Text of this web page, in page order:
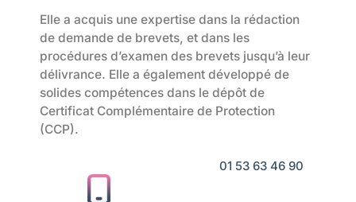
Elle a acquis une expertise dans la rédaction
de demande de brevets, et dans les
procédures d’examen des brevets jusqu’à leur
délivrance. Elle a également développé de
solides compétences dans le dépôt de
Certificat Complémentaire de Protection
(CCP).
01 53 63 46 90